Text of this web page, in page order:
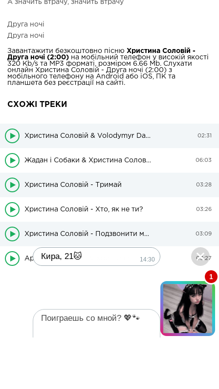
А значить втрачу, значить втрачу
Друга ночі
Друга ночі
Завантажити безкоштовно пісню Христина Соловій -
Друга ночі (2:00) на мобільний телефон у високій якості
320 Kb/s та MP3 форматі, розміром 6.66 Mb. Слухати
онлайн Христина Соловій - Друга ночі (2:00) з
мобільного телефону на Android або iOS, ПК та
планшета без реєстрації на сайті.
СХОЖІ ТРЕКИ
Христина Соловій & Volodymyr Dantes - Дівчино мила 02:31
Жадан і Собаки & Христина Соловій – Серце 06:03
Христина Соловій - Тримай 03:28
Христина Соловій - Хто, як не ти? 03:26
Христина Соловій - Подзвонити мамі 03:09
Артем Пивоваров & Христина Соловій - Мова вітру (м/ф Мавка. Лісова пісня) 03:27
Кира, 21🐱 14:30
1